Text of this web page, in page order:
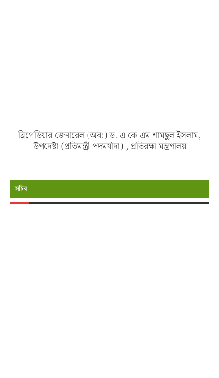
ব্রিগেডিয়ার জেনারেল (অব:) ড. এ কে এম শামছুল ইসলাম,
উপদেষ্টা (প্রতিমন্ত্রী পদমর্যাদা) , প্রতিরক্ষা মন্ত্রণালয়
সচিব